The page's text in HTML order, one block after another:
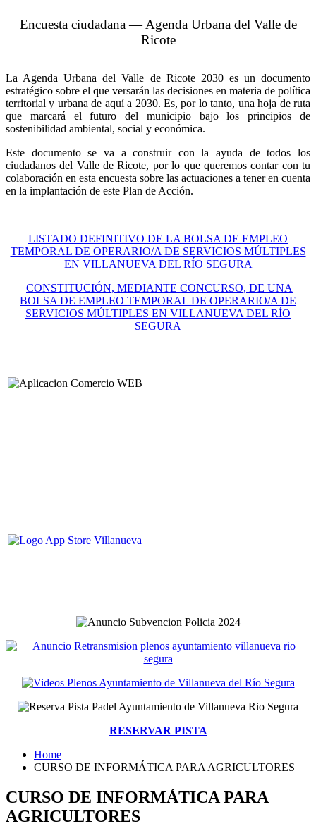
Encuesta ciudadana — Agenda Urbana del Valle de
Ricote
La Agenda Urbana del Valle de Ricote 2030 es un documento
estratégico sobre el que versarán las decisiones en materia de política
territorial y urbana de aquí a 2030. Es, por lo tanto, una hoja de ruta
que marcará el futuro del municipio bajo los principios de
sostenibilidad ambiental, social y económica.
Este documento se va a construir con la ayuda de todos los
ciudadanos del Valle de Ricote, por lo que queremos contar con tu
colaboración en esta encuesta sobre las actuaciones a tener en cuenta
en la implantación de este Plan de Acción.
LISTADO DEFINITIVO DE LA BOLSA DE EMPLEO
TEMPORAL DE OPERARIO/A DE SERVICIOS MÚLTIPLES
EN VILLANUEVA DEL RÍO SEGURA
CONSTITUCIÓN, MEDIANTE CONCURSO, DE UNA
BOLSA DE EMPLEO TEMPORAL DE OPERARIO/A DE
SERVICIOS MÚLTIPLES EN VILLANUEVA DEL RÍO
SEGURA
RESERVAR PISTA
Home
CURSO DE INFORMÁTICA PARA AGRICULTORES
CURSO DE INFORMÁTICA PARA
AGRICULTORES